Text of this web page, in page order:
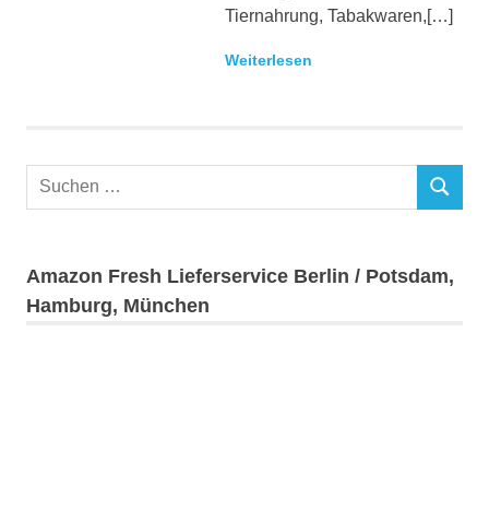
Tiernahrung, Tabakwaren,[…]
Weiterlesen
Suchen
Suchen
Amazon Fresh Lieferservice Berlin / Potsdam,
Hamburg, München